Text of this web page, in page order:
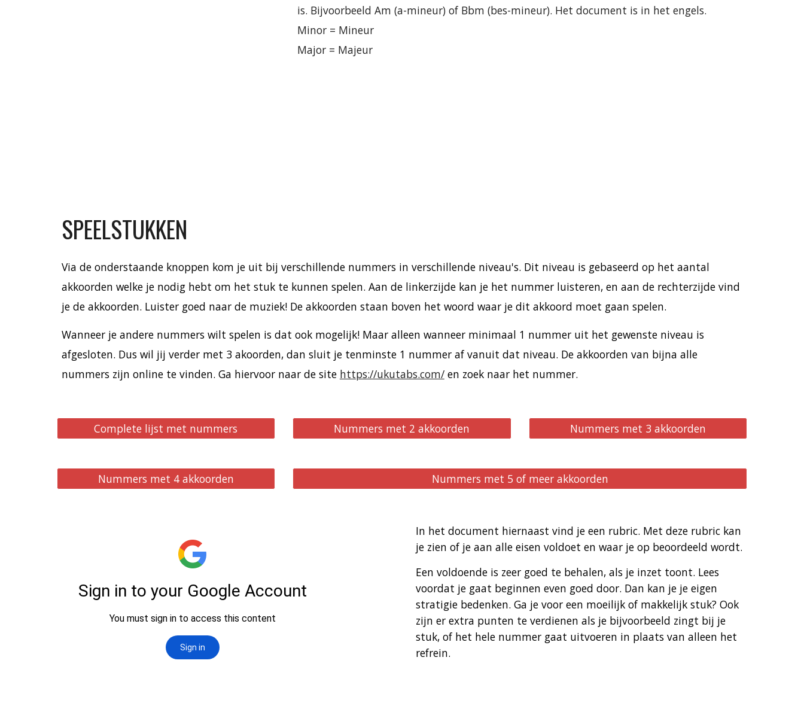
is. Bijvoorbeeld Am (a-mineur) of Bbm (bes-mineur). Het document is in het engels.
Minor = Mineur
Major = Majeur
SPEELSTUKKEN
Via de onderstaande knoppen kom je uit bij verschillende nummers in verschillende niveau's. Dit niveau is gebaseerd op het aantal
akkoorden welke je nodig hebt om het stuk te kunnen spelen. Aan de linkerzijde kan je het nummer luisteren, en aan de rechterzijde vind
je de akkoorden. Luister goed naar de muziek! De akkoorden staan boven het woord waar je dit akkoord moet gaan spelen.
Wanneer je andere nummers wilt spelen is dat ook mogelijk! Maar alleen wanneer minimaal 1 nummer uit het gewenste niveau is
afgesloten. Dus wil jij verder met 3 akoorden, dan sluit je tenminste 1 nummer af vanuit dat niveau. De akkoorden van bijna alle
nummers zijn online te vinden. Ga hiervoor naar de site https://ukutabs.com/en zoek naar het nummer.
Complete lijst met nummers Nummers met 2 akkoorden Nummers met 3 akkoorden
Nummers met 4 akkoorden Nummers met 5 of meer akkoorden
In het document hiernaast vind je een rubric. Met deze rubric kan
je zien of je aan alle eisen voldoet en waar je op beoordeeld wordt.
Een voldoende is zeer goed te behalen, als je inzet toont. Lees
voordat je gaat beginnen even goed door. Dan kan je je eigen
stratigie bedenken. Ga je voor een moeilijk of makkelijk stuk? Ook
zijn er extra punten te verdienen als je bijvoorbeeld zingt bij je
stuk, of het hele nummer gaat uitvoeren in plaats van alleen het
refrein.